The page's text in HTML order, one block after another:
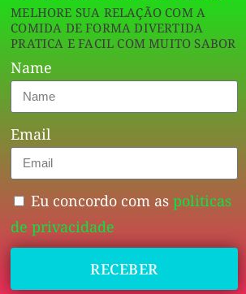
MELHORE SUA RELAÇÃO COM A
COMIDA DE FORMA DIVERTIDA
PRATICA E FACIL COM MUITO SABOR
Name
Email
Eu concordo com aspoliticas
de privacidade
RECEBER